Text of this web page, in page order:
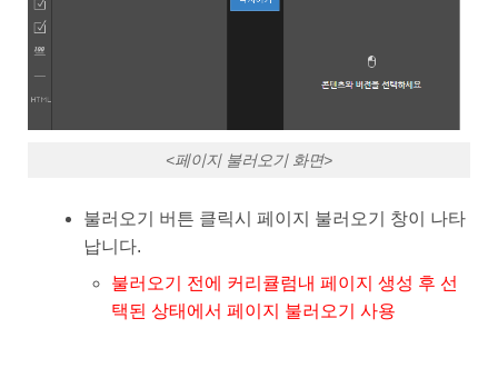
<페이지 불러오기 화면>
불러오기 버튼 클릭시 페이지 불러오기 창이 나타
납니다.
불러오기 전에 커리큘럼내 페이지 생성 후 선
택된 상태에서 페이지 불러오기 사용